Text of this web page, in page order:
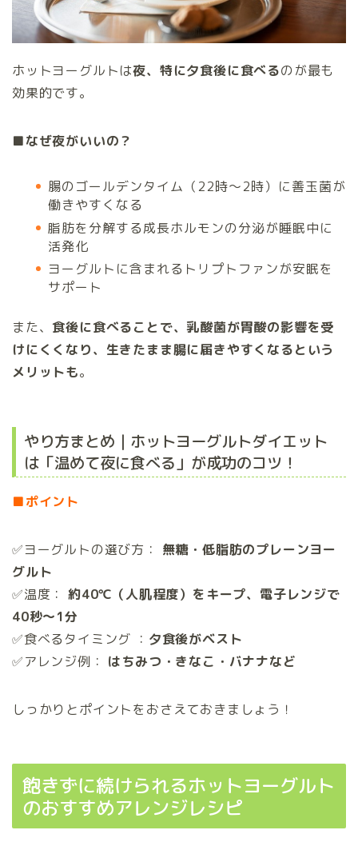
ホットヨーグルトは夜、特に夕食後に食べるのが最も
効果的です。
■なぜ夜がいいの？
腸のゴールデンタイム（22時～2時）に善玉菌が
働きやすくなる
脂肪を分解する成長ホルモンの分泌が睡眠中に
活発化
ヨーグルトに含まれるトリプトファンが安眠を
サポート
また、 食後に食べることで、乳酸菌が胃酸の影響を受
けにくくなり、生きたまま腸に届きやすくなるという
メリットも。
やり方まとめ｜ホットヨーグルトダイエット
は「温めて夜に食べる」が成功のコツ！
■ポイント
✅ヨーグルトの選び方： 無糖・低脂肪のプレーンヨー
グルト
✅温度： 約40℃（人肌程度）をキープ、電子レンジで
40秒〜1分
✅食べるタイミング ： 夕食後がベスト
✅アレンジ例： はちみつ・きなこ・バナナなど
しっかりとポイントをおさえておきましょう！
飽きずに続けられるホットヨーグルト
のおすすめアレンジレシピ